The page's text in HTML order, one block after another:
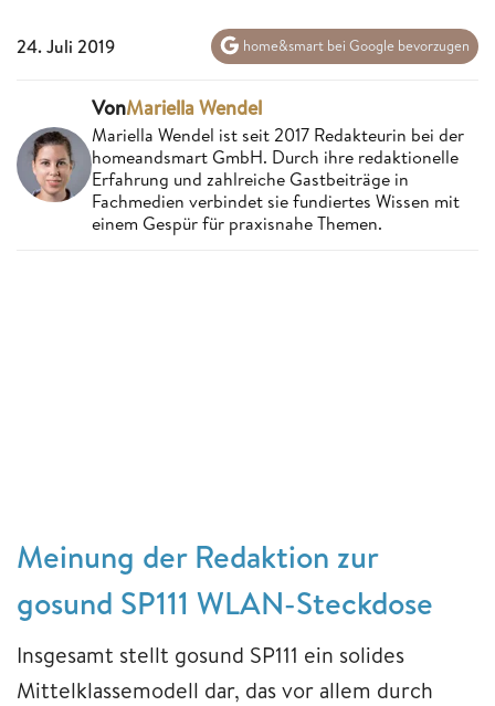
24. Juli 2019 home&smart bei Google bevorzugen
VonMariella Wendel
Mariella Wendel ist seit 2017 Redakteurin bei der
homeandsmart GmbH. Durch ihre redaktionelle
Erfahrung und zahlreiche Gastbeiträge in
Fachmedien verbindet sie fundiertes Wissen mit
einem Gespür für praxisnahe Themen.
Meinung der Redaktion zur
gosund SP111 WLAN-Steckdose
Insgesamt stellt gosund SP111 ein solides
Mittelklassemodell dar, das vor allem durch